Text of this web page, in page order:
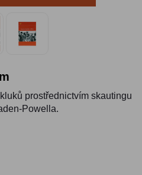
prostřednictvím skautingu
Powella.